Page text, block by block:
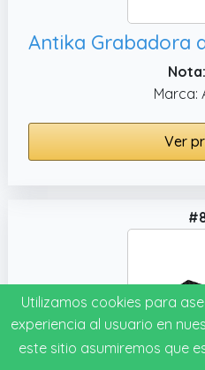
Marca:
Ver
Utilizamos cookies para
experiencia al usuario en
este sitio asumiremos que